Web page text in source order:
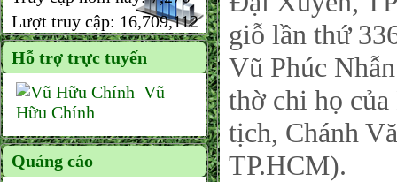
Lượt truy cập: 16,709,112
Hỗ trợ trực tuyến
Vũ
Hữu Chính
Quảng cáo
giỗ lần thứ
Vũ Phúc
thờ chi họ
tịch, Chánh
TP.HCM).